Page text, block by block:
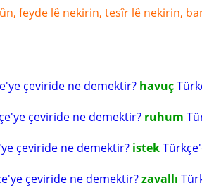
feyde lê nekirin, tesîr lê nekirin,
çeviride ne demektir? havuç
çeviride ne demektir? ruhum
çeviride ne demektir? istek
çeviride ne demektir?zavallı